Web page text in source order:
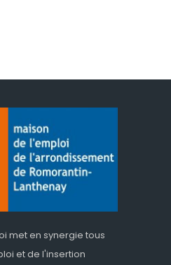
met en synergie tous
et de l'insertion